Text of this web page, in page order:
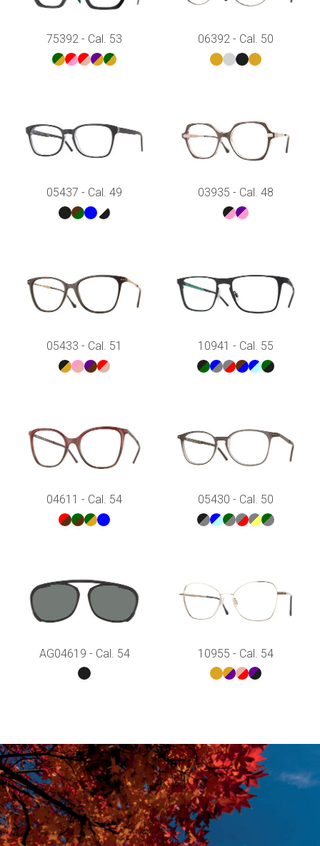
75392 - Cal. 53 06392 - Cal. 50
05437 - Cal. 49 03935 - Cal. 48
05433 - Cal. 51 10941 - Cal. 55
04611 - Cal. 54 05430 - Cal. 50
AG04619 - Cal. 54 10955 - Cal. 54